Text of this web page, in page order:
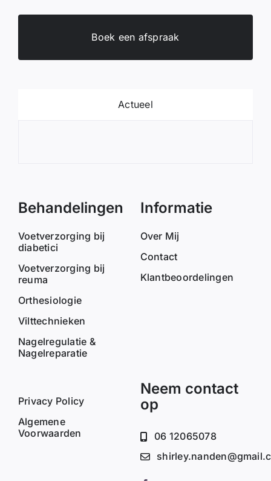
Boek een afspraak
Actueel
Behandelingen
Voetverzorging bij
diabetici
Voetverzorging bij
reuma
Orthesiologie
Vilttechnieken
Nagelregulatie &
Nagelreparatie
Informatie
Over Mij
Contact
Klantbeoordelingen
Privacy Policy
Algemene
Voorwaarden
Neem contact
op
06 12065078